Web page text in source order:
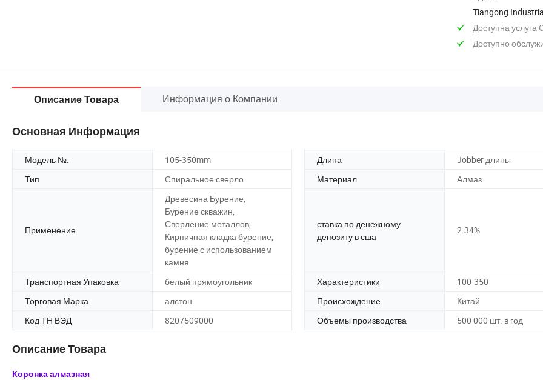
Tiangong
Danyang City, ...
Доступна услуга
Доступно
Описание Товара Информация о Компании
Основная Информация
Модель №. 105-350mm Длина
Jobber длины
Тип
Спиральное сверло Материал Алмаз
Применение
Древесина Бурение,
Бурение скважин,
Сверление металлов,
Кирпичная кладка бурение,
бурение с использованием
камня
ставка по денежному
депозиту в сша
2.34%
Транспортная Упаковка белый прямоугольник Характеристики
100-350
Торговая Марка
алстон Происхождение
Китай
Код ТН ВЭД
8207509000 Объемы производства 500 000 шт. в год
Описание Товара
Коронка алмазная